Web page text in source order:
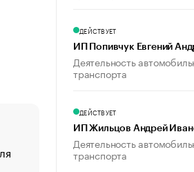
«От спорта тело стареет
создавшей GTA
ДЕЙСТВУЕТ
ИП Попивчук Евгений
Деятельность
транспорта
ДЕЙСТВУЕТ
ИП Жильцов Андрей
Деятельность
транспорта